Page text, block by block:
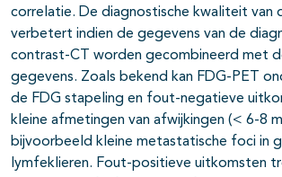
correlatie. De diagnostische kwaliteit van
verbetert indien de gegevens van de
contrast-CT worden gecombineerd met
gegevens. Zoals bekend kan FDG-PET
de FDG stapeling en fout-negatieve
kleine afmetingen van afwijkingen (< 6-8
bijvoorbeeld kleine metastatische foci in
lymfeklieren. Fout-positieve uitkomsten